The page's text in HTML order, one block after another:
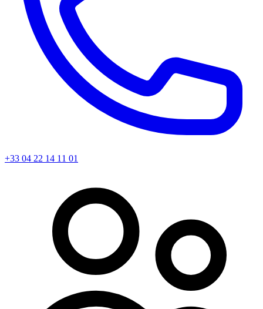
+33 04 22 14 11 01